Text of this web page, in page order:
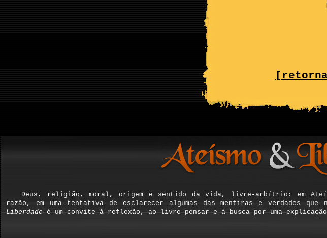
Deus, religião, moral, origem e sentido da vida, livre-arbítrio: em
razão, em uma tentativa de esclarecer algumas das mentiras e verdades
Liberdadeé um convite à reflexão, ao livre-pensar e à busca por uma